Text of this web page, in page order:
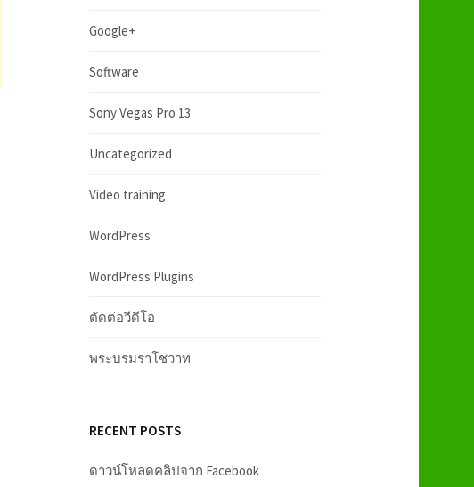
Google+
Software
Sony Vegas Pro 13
Uncategorized
Video training
WordPress
WordPress Plugins
ตัดต่อวีดีโอ
พระบรมราโชวาท
RECENT POSTS
ดาวน์โหลดคลิปจาก Facebook